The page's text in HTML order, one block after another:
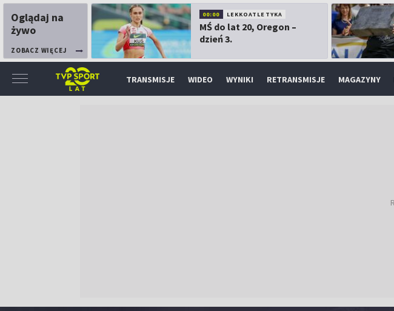
Oglądaj na
żywo
ZOBACZ WIĘCEJ
00:00 LEKKOATLETYKA
MŚ do lat 20, Oregon –
dzień 3.
TRANSMISJE WIDEO WYNIKI RETRANSMISJE MAGAZYNY